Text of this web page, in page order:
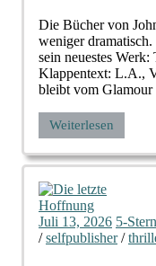
Die Bücher von
weniger
sein neuestes
Klappentext: L.A.,
bleibt vom Glamour
Weiterlesen
Juli 13, 2026 5-
/selfpublisher/